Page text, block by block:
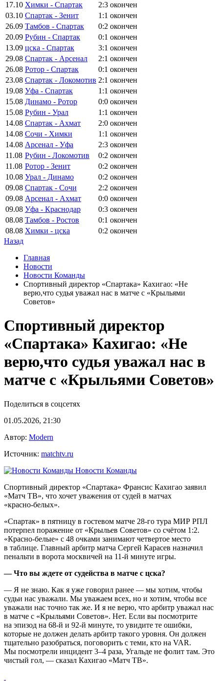
17.10 Химки - Спартак 2:3 окончен
03.10 Спартак - Зенит 1:1 окончен
26.09 Тамбов - Спартак 0:2 окончен
20.09 Рубин - Спартак 0:1 окончен
13.09 цска - Спартак 3:1 окончен
29.08 Спартак - Арсенал 2:1 окончен
26.08 Ротор - Спартак 0:1 окончен
23.08 Спартак - Локомотив 2:1 окончен
19.08 Уфа - Спартак 1:1 окончен
15.08 Динамо - Ротор 0:0 окончен
15.08 Рубин - Урал 1:1 окончен
14.08 Спартак - Ахмат 2:0 окончен
14.08 Сочи - Химки 1:1 окончен
14.08 Арсенал - Уфа 2:3 окончен
11.08 Рубин - Локомотив 0:2 окончен
11.08 Ротор - Зенит 0:2 окончен
10.08 Урал - Динамо 0:2 окончен
09.08 Спартак - Сочи 2:2 окончен
09.08 Арсенал - Ахмат 0:0 окончен
09.08 Уфа - Краснодар 0:3 окончен
08.08 Тамбов - Ростов 0:1 окончен
08.08 Химки - цска 0:2 окончен
Назад
Главная
Новости
Новости Команды
Спортивный директор «Спартака» Кахигао: «Не
верю,что судья уважал нас в матче с «Крыльями
Советов»
Спортивный директор
«Спартака» Кахигао: «Не
верю,что судья уважал нас в
матче с «Крыльями Советов»
Поделиться в соцсетях
01.05.2026, 21:30
Автор: Modern
Источник: matchtv.ru
Новости Команды
Спортивный директор «Спартака» Франсис Кахигао заявил
«Матч ТВ», что хочет уважения от судей в матчах
«красно‑белых».
«Спартак» в пятницу в гостевом матче 28‑го тура МИР РПЛ
потерпел поражение от «Крыльев Советов» со счётом 1:2.
«Красно‑белые» с 48 очками занимают четвертое место
в таблице. Главный арбитр матча Сергей Карасев назначил
пенальти в ворота москвичей на 11‑й минуте игры.
— Что вы ждете от судейства в матче с цска?
— Я не знаю. Как я уже говорил ранее — мы хотим, чтобы
судьи нас уважали. Мы уважаем всех, но и хотим, чтобы все
уважали нас точно так же. И я не верю, что арбитр уважал нас
в матче с «Крыльями Советов». Нет. Если вы посмотрите
на эпизод на 68‑й и 92‑й минуте, то увидите те ошибки,
которые не должен делать арбитр такого уровня. Он должен
тщательно разобраться, поговорить с теми, кто на VAR.
Мы посмотрели инцидент 3–4 раза, Угальде не фолит там. Это
чистый гол, — сказал Кахигао «Матч ТВ».